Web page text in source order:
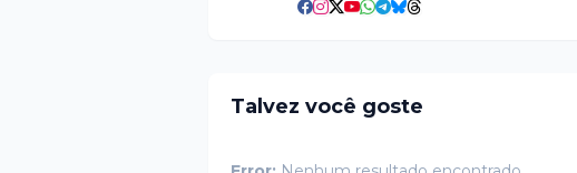
Talvez você goste